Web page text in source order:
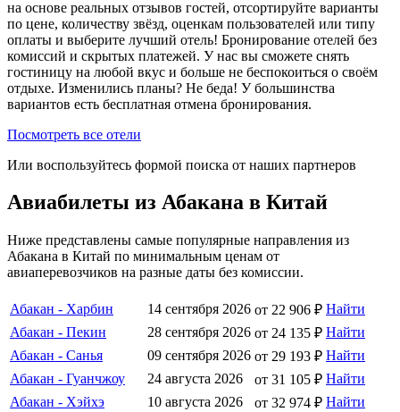
на основе реальных отзывов гостей, отсортируйте варианты
по цене, количеству звёзд, оценкам пользователей или типу
оплаты и выберите лучший отель! Бронирование отелей без
комиссий и скрытых платежей. У нас вы сможете снять
гостиницу на любой вкус и больше не беспокоиться о своём
отдыхе. Изменились планы? Не беда! У большинства
вариантов есть бесплатная отмена бронирования.
Посмотреть все отели
Или воспользуйтесь формой поиска от наших партнеров
Авиабилеты из Абакана в Китай
Ниже представлены самые популярные направления из
Абакана в Китай по минимальным ценам от
авиаперевозчиков на разные даты без комиссии.
Абакан - Харбин 14 сентября 2026 от 22 906 ₽ Найти
Абакан - Пекин
28 сентября 2026 от 24 135 ₽ Найти
Абакан - Санья
09 сентября 2026 от 29 193 ₽ Найти
Абакан - Гуанчжоу
24 августа 2026 от 31 105 ₽ Найти
Абакан - Хэйхэ
10 августа 2026 от 32 974 ₽ Найти